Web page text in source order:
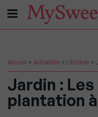
Accueil > Actualités > LifeStyle >
Jardin :
plantation